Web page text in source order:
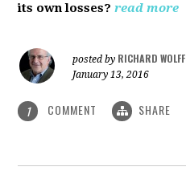
its own losses? read more
posted by RICHARD WOLFF
January 13, 2016
1 COMMENT SHARE